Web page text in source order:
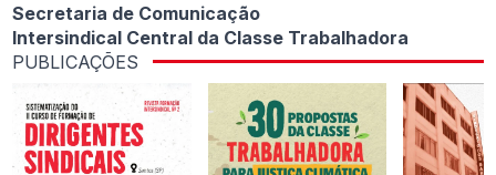
Secretaria de Comunicação
Intersindical Central da Classe Trabalhadora
PUBLICAÇÕES